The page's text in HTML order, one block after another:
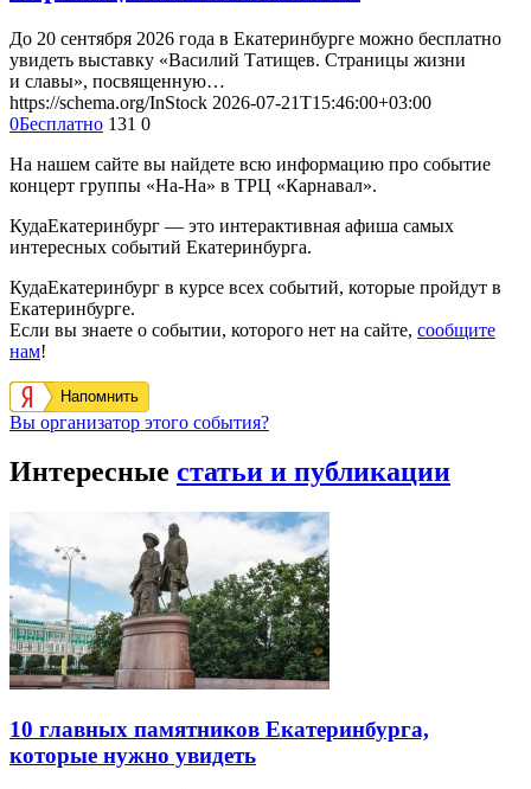
До 20 сентября 2026 года в Екатеринбурге можно бесплатно
увидеть выставку «Василий Татищев. Страницы жизни
и славы», посвященную…
https://schema.org/InStock 2026-07-21T15:46:00+03:00
0Бесплатно 131 0
На нашем сайте вы найдете всю информацию про событие
концерт группы «На-На» в ТРЦ «Карнавал».
КудаЕкатеринбург — это интерактивная афиша самых
интересных событий Екатеринбурга.
КудаЕкатеринбург в курсе всех событий, которые пройдут в
Екатеринбурге.
Если вы знаете о событии, которого нет на сайте, сообщите
нам!
Напомнить
Вы организатор этого события?
Интересные статьи и публикации
10 главных памятников Екатеринбурга,
которые нужно увидеть